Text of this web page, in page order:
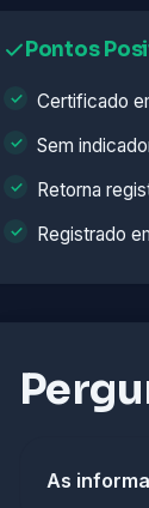
Pontos
Certificado
Sem
Retorna
Registrado
As